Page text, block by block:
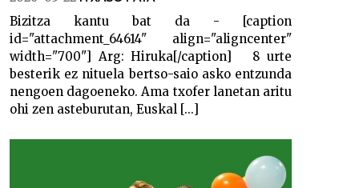
Bizitza kantu bat da - [caption
id="attachment_64614" align="aligncenter"
width="700"] Arg: Hiruka[/caption] 8 urte
besterik ez nituela bertso-saio asko entzunda
nengoen dagoeneko. Ama txofer lanetan aritu
ohi zen asteburutan, Euskal [...]